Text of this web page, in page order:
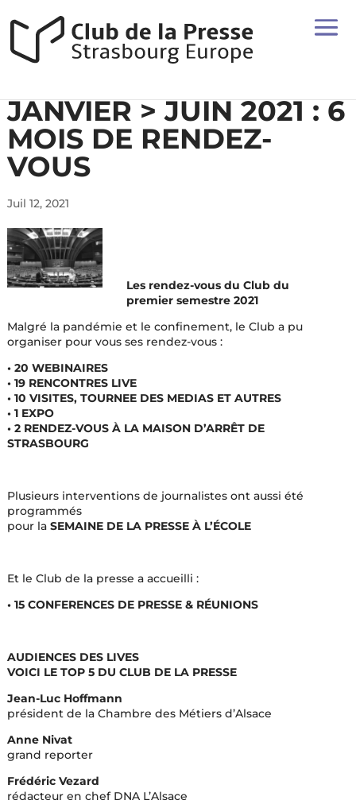
JANVIER > JUIN 2021 : 6
MOIS DE RENDEZ-
VOUS
Juil 12, 2021
Les rendez-vous du Club du
premier semestre 2021
Malgré la pandémie et le confinement, le Club a pu
organiser pour vous ses rendez-vous :
• 20 WEBINAIRES
• 19 RENCONTRES LIVE
• 10 VISITES, TOURNEE DES MEDIAS ET AUTRES
• 1 EXPO
• 2 RENDEZ-VOUS À LA MAISON D’ARRÊT DE
STRASBOURG
Plusieurs interventions de journalistes ont aussi été
programmés
pour la SEMAINE DE LA PRESSE À L’ÉCOLE
Et le Club de la presse a accueilli :
• 15 CONFERENCES DE PRESSE & RÉUNIONS
AUDIENCES DES LIVES
VOICI LE TOP 5 DU CLUB DE LA PRESSE
Jean-Luc Hoffmann
président de la Chambre des Métiers d’Alsace
Anne Nivat
grand reporter
Frédéric Vezard
rédacteur en chef DNA L’Alsace